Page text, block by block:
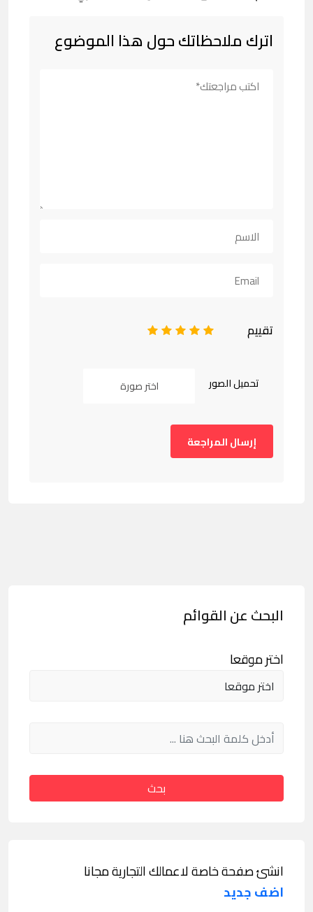
اترك ملاحظاتك حول هذا الموضوع
تقييم 5
4
3
2
تحميل الصور اختر صورة
البحث عن القوائم
اختر موقعا
بحث
انشئ صفحة خاصة لاعمالك التجارية مجانا
اضف جديد